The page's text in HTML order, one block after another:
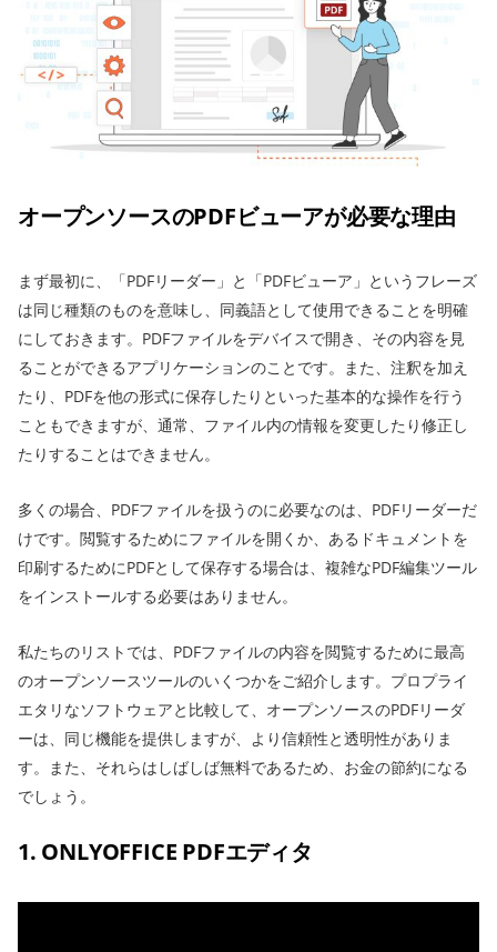
オープンソースのPDFビューアが必要な理由
まず最初に、「PDFリーダー」と「PDFビューア」というフレーズ
は同じ種類のものを意味し、同義語として使用できることを明確
にしておきます。PDFファイルをデバイスで開き、その内容を見
ることができるアプリケーションのことです。また、注釈を加え
たり、PDFを他の形式に保存したりといった基本的な操作を行う
こともできますが、通常、ファイル内の情報を変更したり修正し
たりすることはできません。
多くの場合、PDFファイルを扱うのに必要なのは、PDFリーダーだ
けです。閲覧するためにファイルを開くか、あるドキュメントを
印刷するためにPDFとして保存する場合は、複雑なPDF編集ツール
をインストールする必要はありません。
私たちのリストでは、PDFファイルの内容を閲覧するために最高
のオープンソースツールのいくつかをご紹介します。プロプライ
エタリなソフトウェアと比較して、オープンソースのPDFリーダ
ーは、同じ機能を提供しますが、より信頼性と透明性がありま
す。また、それらはしばしば無料であるため、お金の節約になる
でしょう。
1. ONLYOFFICE PDFエディタ